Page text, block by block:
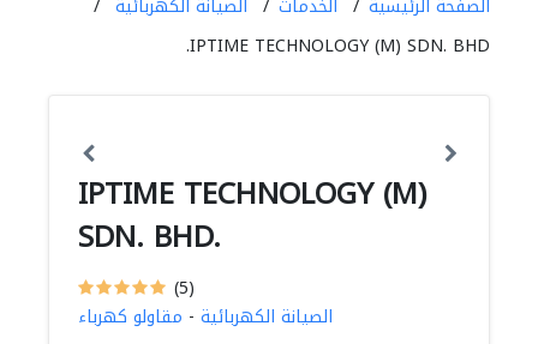
الصفحة الرئيسية الخدمات
الصيانة الكهربائية
IPTIME TECHNOLOGY (M) SDN. BHD.
IPTIME TECHNOLOGY (M)
SDN. BHD.
(5)
الصيانة الكهربائية - مقاولو كهرباء